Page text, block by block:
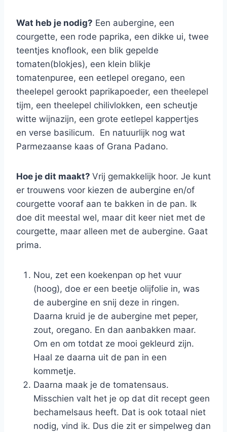
Wat heb je nodig? Een aubergine, een
courgette, een rode paprika, een dikke ui, twee
teentjes knoflook, een blik gepelde
tomaten(blokjes), een klein blikje
tomatenpuree, een eetlepel oregano, een
theelepel gerookt paprikapoeder, een theelepel
tijm, een theelepel chilivlokken, een scheutje
witte wijnazijn, een grote eetlepel kappertjes
en verse basilicum. En natuurlijk nog wat
Parmezaanse kaas of Grana Padano.
Hoe je dit maakt? Vrij gemakkelijk hoor. Je kunt
er trouwens voor kiezen de aubergine en/of
courgette vooraf aan te bakken in de pan. Ik
doe dit meestal wel, maar dit keer niet met de
courgette, maar alleen met de aubergine. Gaat
prima.
Nou, zet een koekenpan op het vuur
(hoog), doe er een beetje olijfolie in, was
de aubergine en snij deze in ringen.
Daarna kruid je de aubergine met peper,
zout, oregano. En dan aanbakken maar.
Om en om totdat ze mooi gekleurd zijn.
Haal ze daarna uit de pan in een
kommetje.
Daarna maak je de tomatensaus.
Misschien valt het je op dat dit recept geen
bechamelsaus heeft. Dat is ook totaal niet
nodig, vind ik. Dus die zit er simpelweg dan